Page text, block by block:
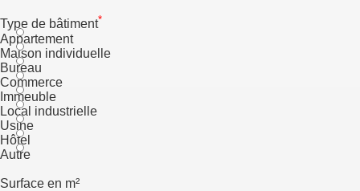
Type de bâtiment*
Appartement
Maison individuelle
Bureau
Commerce
Immeuble
Local industrielle
Usine
Hôtel
Autre
Surface en m²